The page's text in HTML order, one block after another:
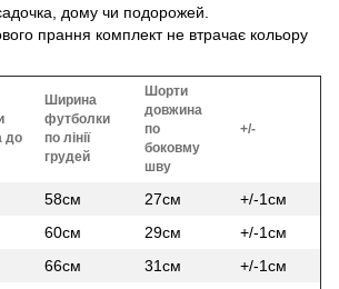
дому чи подорожей.
прання комплект не втрачає кольору
до
Ширина
футболки
по лінії
грудей
Шорти
довжина
по
боковму
шву
+/-
58см 27см
+/-1см
60см 29см
+/-1см
66см 31см
+/-1см